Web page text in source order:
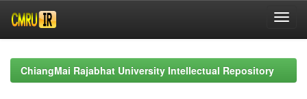
navigationChiangMai Rajabhat University Intellectual Repository